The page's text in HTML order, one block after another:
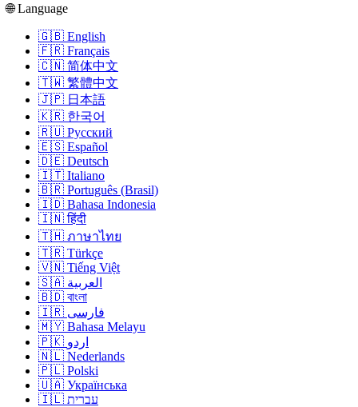
🌐 Language
🇬🇧 English
🇫🇷 Français
🇨🇳 简体中文
🇹🇼 繁體中文
🇯🇵 日本語
🇰🇷 한국어
🇷🇺 Русский
🇪🇸 Español
🇩🇪 Deutsch
🇮🇹 Italiano
🇧🇷 Português (Brasil)
🇮🇩 Bahasa Indonesia
🇮🇳 हिंदी
🇹🇭 ภาษาไทย
🇹🇷 Türkçe
🇻🇳 Tiếng Việt
🇸🇦 العربية
🇧🇩 বাংলা
🇮🇷 فارسی
🇲🇾 Bahasa Melayu
🇵🇰 اردو
🇳🇱 Nederlands
🇵🇱 Polski
🇺🇦 Українська
🇮🇱 עברית